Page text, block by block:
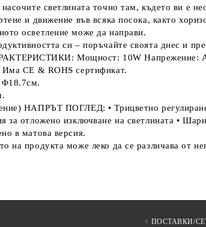
насочите светлината точно там, където ви е
и движение във всяка посока, както
осветление може да направи.
си – поръчайте своята днес и
Мощност: 10W Напрежение:
CE & ROHS сертификат.
НАПРЪТ ПОГЛЕД: • Трицветно регулиране
за отложено изключване на светлината •
в матова версия.
на продукта може леко да се различава от
ПОСТАВКИ/